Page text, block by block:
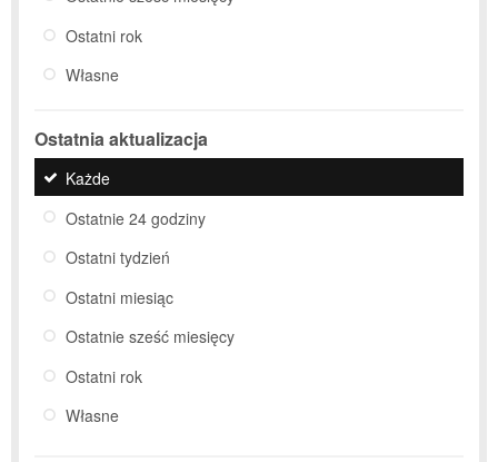
Ostatni rok
Własne
Ostatnia aktualizacja
Każde
Ostatnie 24 godziny
Ostatni tydzień
Ostatni miesiąc
Ostatnie sześć miesięcy
Ostatni rok
Własne